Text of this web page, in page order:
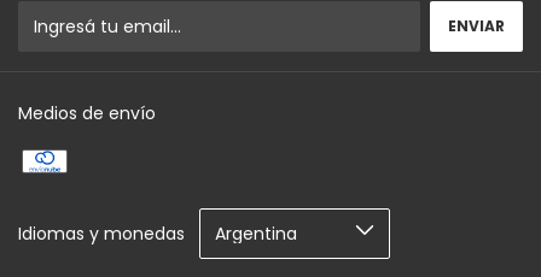
Medios de envío
Idiomas y monedas